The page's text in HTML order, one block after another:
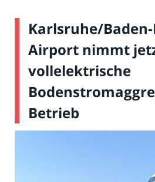
Karlsruhe/
Airport nimmt
vollelektrische
Betrieb